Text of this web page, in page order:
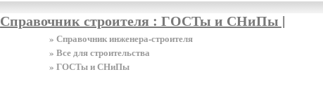
Справочник строителя : ГОСТы и СНиПы |
» Справочник инженера-строителя
» Все для строительства
» ГОСТы и СНиПы